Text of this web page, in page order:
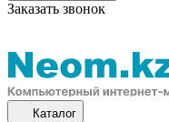
Заказать звонок
Каталог